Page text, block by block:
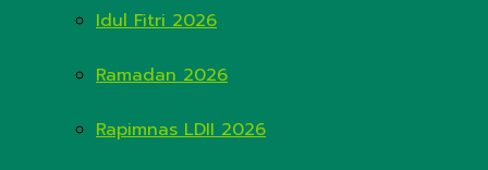
Idul Fitri 2026
Ramadan 2026
Rapimnas LDII 2026